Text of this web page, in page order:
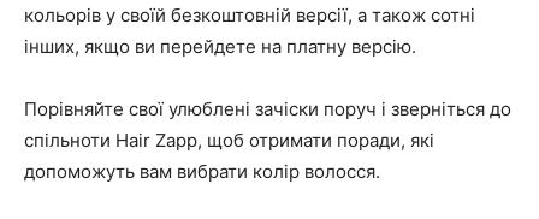
кольорів у своїй безкоштовній версії, а також сотні
інших, якщо ви перейдете на платну версію.
Порівняйте свої улюблені зачіски поруч і зверніться до
спільноти Hair Zapp, щоб отримати поради, які
допоможуть вам вибрати колір волосся.